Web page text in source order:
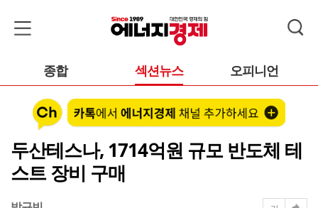
종합 섹션뉴스 오피니언
두산테스나, 1714억원 규모 반도체 테
스트 장비 구매